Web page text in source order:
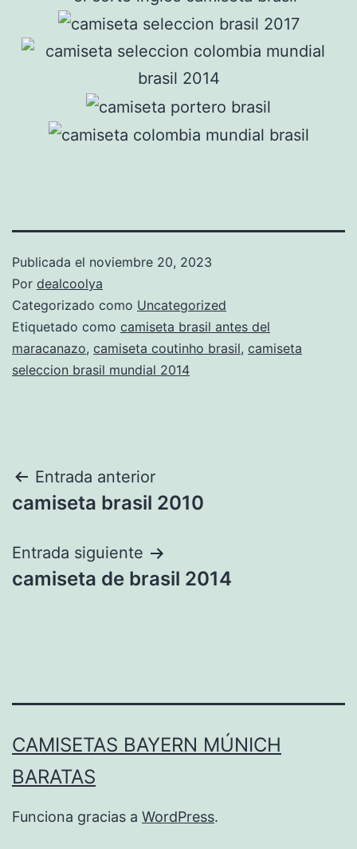
Publicada el noviembre 20, 2023
Por dealcoolya
Categorizado como Uncategorized
Etiquetado como camiseta brasil antes del
maracanazo, camiseta coutinho brasil, camiseta
seleccion brasil mundial 2014
Navegación
de
entradas
Entrada anterior
camiseta brasil 2010
Entrada siguiente
camiseta de brasil 2014
CAMISETAS BAYERN MÚNICH
BARATAS
Funciona gracias a WordPress.